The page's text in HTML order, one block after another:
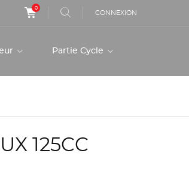
0
CONNEXION
Partie Cycle
125CC